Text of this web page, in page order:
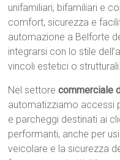
unifamiliari, bifamiliari e
comfort, sicurezza e
automazione a Belforte
integrarsi con lo stile
vincoli estetici o strutturali.
Nel settorecommerciale
automatizziamo accessi
e parcheggi destinati ai
performanti, anche per
veicolare e la sicurezza